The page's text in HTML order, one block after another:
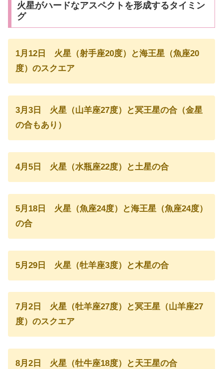
火星がハードなアスペクトを形成するタイミン
グ
1月12日 火星（射手座20度）と海王星（魚座20
度）のスクエア
3月3日 火星（山羊座27度）と冥王星の合（金星
の合もあり）
4月5日 火星（水瓶座22度）と土星の合
5月18日 火星（魚座24度）と海王星（魚座24度）
の合
5月29日 火星（牡羊座3度）と木星の合
7月2日 火星（牡羊座27度）と冥王星（山羊座27
度）のスクエア
8月2日 火星（牡牛座18度）と天王星の合